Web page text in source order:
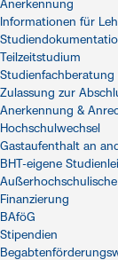
Anerkennung
Informationen für
Teilzeitstudium
Zulassung zur
Anerkennung &
Hochschulwechsel
Gastaufenthalt an
BHT-eigene
Finanzierung
BAföG
Stipendien